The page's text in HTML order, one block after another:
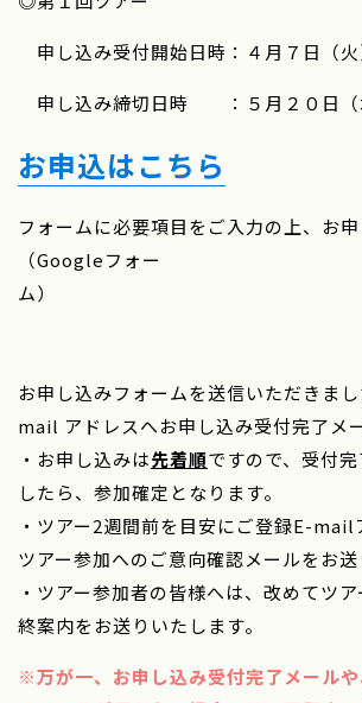
申し込み受付開始日時：４月７日（火
申し込み締切日時 ：５月２０日（
お申込はこちら
フォームに必要項目をご入力の上、お申
（Googleフォー
お申し込みフォームを送信いただきま
mail アドレスへお申し込み受付完了メ
・お申し込みは先着順ですので、受付
したら、参加確定となります。
・ツアー2週間前を目安にご登録E-mail
ツアー参加へのご意向確認メールをお送
・ツアー参加者の皆様へは、改めてツ
終案内をお送りいたします。
※万が一、お申し込み受付完了メール